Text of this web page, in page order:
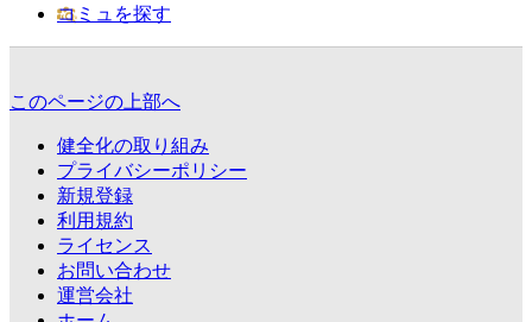
コミュを探す
このページの上部へ
健全化の取り組み
プライバシーポリシー
新規登録
利用規約
ライセンス
お問い合わせ
運営会社